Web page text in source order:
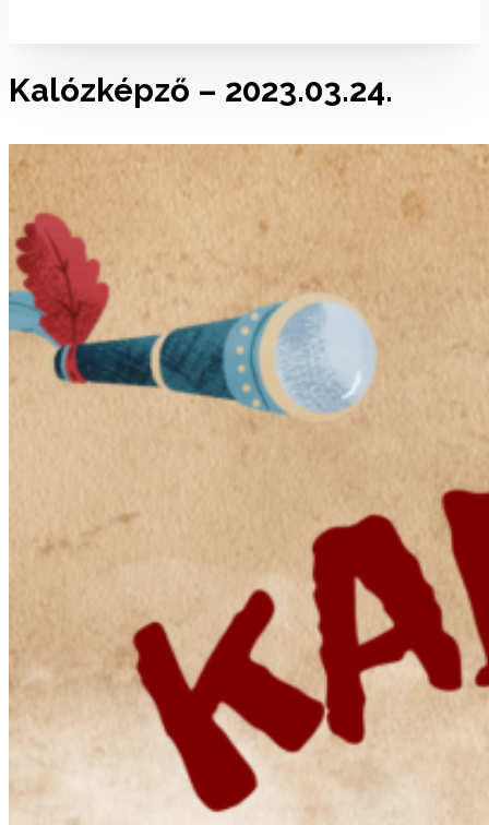
Kalózképző – 2023.03.24.